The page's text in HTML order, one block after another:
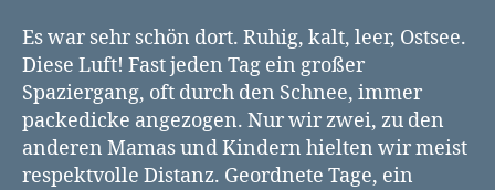
Es war sehr schön dort. Ruhig, kalt, leer, Ostsee.
Diese Luft! Fast jeden Tag ein großer
Spaziergang, oft durch den Schnee, immer
packedicke angezogen. Nur wir zwei, zu den
anderen Mamas und Kindern hielten wir meist
respektvolle Distanz. Geordnete Tage, ein